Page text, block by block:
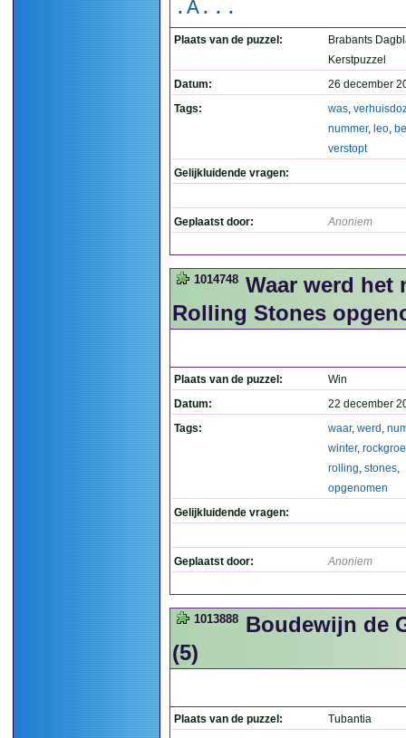
.A...
Plaats van de puzzel:
Brabants
Kerstpuzzel
Datum:
26 december
Tags:
was,
nummer, leo,
verstopt
Gelijkluidende vragen:
Geplaatst door: Anoniem
1014748 Waar werd het
Rolling Stones
Plaats van de puzzel:
Win
Datum:
22 december
Tags:
waar, werd ,
winter,
rolling, stones,
opgenomen
Gelijkluidende vragen:
Geplaatst door: Anoniem
1013888 Boudewijn de
(5)
Plaats van de puzzel:
Tubantia